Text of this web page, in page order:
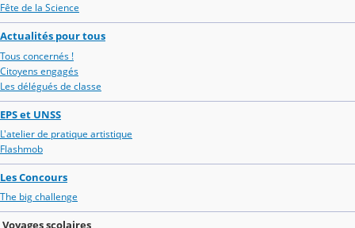
Fête de la Science
Actualités pour tous
Tous concernés !
Citoyens engagés
Les délégués de classe
EPS et UNSS
L'atelier de pratique artistique
Flashmob
Les Concours
The big challenge
Voyages scolaires